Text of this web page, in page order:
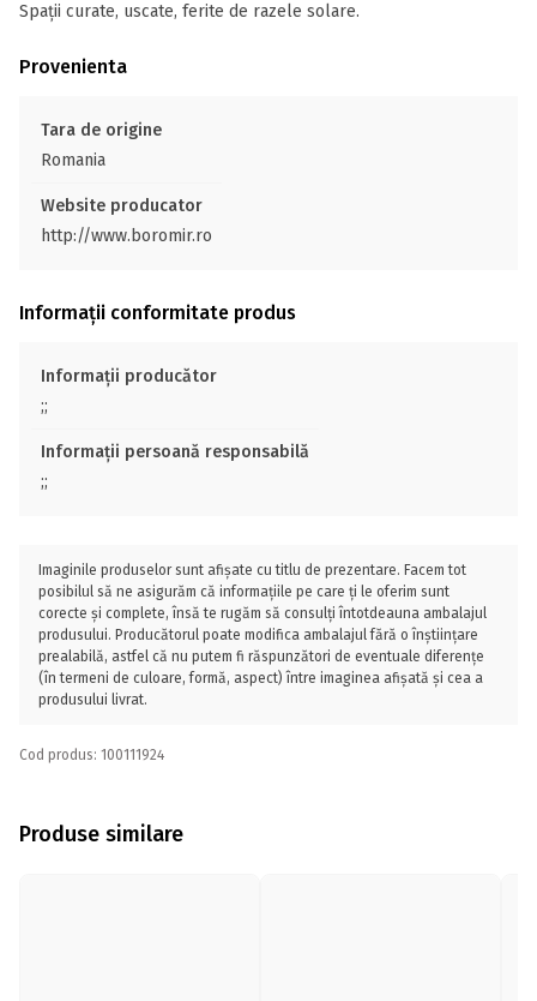
Spații curate, uscate, ferite de razele solare.
Provenienta
Tara de origine
Romania
Website producator
http://www.boromir.ro
Informații conformitate produs
Informații producător
;;
Informații persoană responsabilă
;;
Imaginile produselor sunt afișate cu titlu de prezentare. Facem tot
posibilul să ne asigurăm că informațiile pe care ți le oferim sunt
corecte și complete, însă te rugăm să consulți întotdeauna ambalajul
produsului. Producătorul poate modifica ambalajul fără o înștiințare
prealabilă, astfel că nu putem fi răspunzători de eventuale diferențe
(în termeni de culoare, formă, aspect) între imaginea afișată și cea a
produsului livrat.
Cod produs: 100111924
Produse similare